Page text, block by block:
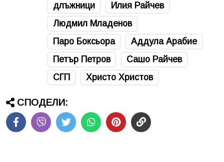
длъжници
Илия Райчев
Людмил Младенов
Паро Боксьора
Аддула Арабие
Петър Петров
Сашо Райчев
СГП
Христо Христов
СПОДЕЛИ: